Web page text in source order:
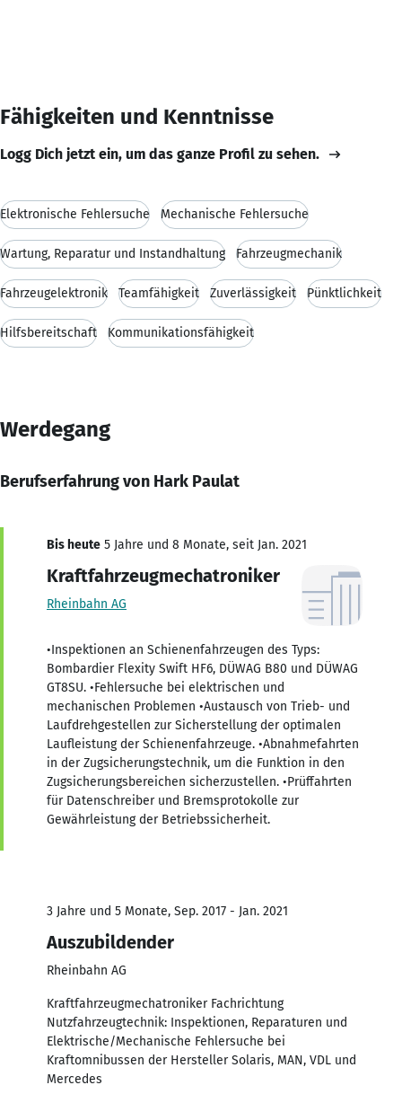
Fähigkeiten und Kenntnisse
Logg Dich jetzt ein, um das ganze Profil zu sehen.
Elektronische Fehlersuche Mechanische Fehlersuche
Wartung, Reparatur und Instandhaltung Fahrzeugmechanik
Fahrzeugelektronik Teamfähigkeit Zuverlässigkeit Pünktlichkeit
Hilfsbereitschaft Kommunikationsfähigkeit
Werdegang
Berufserfahrung von Hark Paulat
Bis heute 5 Jahre und 8 Monate, seit Jan. 2021
Kraftfahrzeugmechatroniker
Rheinbahn AG
•Inspektionen an Schienenfahrzeugen des Typs:
Bombardier Flexity Swift HF6, DÜWAG B80 und DÜWAG
GT8SU. •Fehlersuche bei elektrischen und
mechanischen Problemen •Austausch von Trieb- und
Laufdrehgestellen zur Sicherstellung der optimalen
Laufleistung der Schienenfahrzeuge. •Abnahmefahrten
in der Zugsicherungstechnik, um die Funktion in den
Zugsicherungsbereichen sicherzustellen. •Prüffahrten
für Datenschreiber und Bremsprotokolle zur
Gewährleistung der Betriebssicherheit.
3 Jahre und 5 Monate, Sep. 2017 - Jan. 2021
Auszubildender
Rheinbahn AG
Kraftfahrzeugmechatroniker Fachrichtung
Nutzfahrzeugtechnik: Inspektionen, Reparaturen und
Elektrische/Mechanische Fehlersuche bei
Kraftomnibussen der Hersteller Solaris, MAN, VDL und
Mercedes